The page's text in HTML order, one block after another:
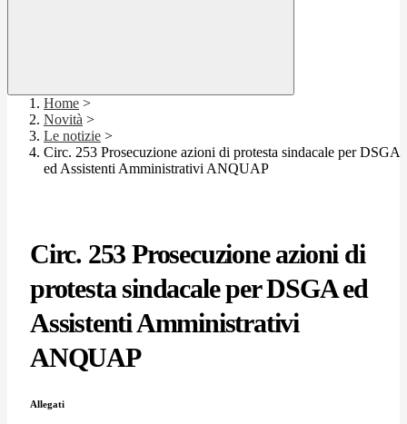
Home >
Novità >
Le notizie >
Circ. 253 Prosecuzione azioni di protesta sindacale per DSGA
ed Assistenti Amministrativi ANQUAP
Circ. 253 Prosecuzione azioni di
protesta sindacale per DSGA ed
Assistenti Amministrativi
ANQUAP
Allegati